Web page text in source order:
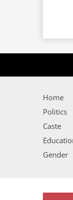
Home
Politics
Caste
Gender